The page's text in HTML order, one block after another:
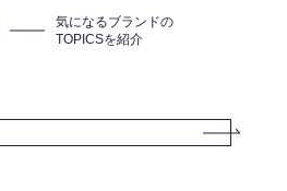
気になるブランドの
TOPICSを紹介